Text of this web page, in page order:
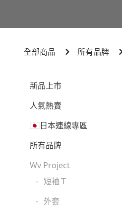
全部商品 所有品牌
新品上市
人氣熱賣
🇯🇵日本連線專區
三麗鷗現貨區任兩件免運🔥
三麗鷗
吉伊卡哇
迪士尼
所有品牌
Wv Project
- 短袖Ｔ
- 外套